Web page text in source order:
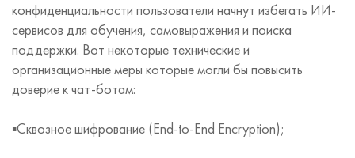
конфиденциальности пользователи начнут избегать ИИ-
сервисов для обучения, самовыражения и поиска
поддержки. Вот некоторые технические и
организационные меры которые могли бы повысить
доверие к чат-ботам:
▪️Сквозное шифрование (End-to-End Encryption);